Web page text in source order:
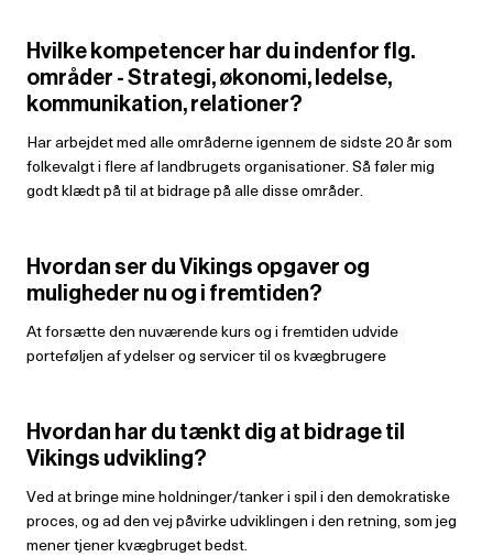
Hvilke kompetencer har du indenfor flg.
områder - Strategi, økonomi, ledelse,
kommunikation, relationer?
Har arbejdet med alle områderne igennem de sidste 20 år som
folkevalgt i flere af landbrugets organisationer. Så føler mig
godt klædt på til at bidrage på alle disse områder.
Hvordan ser du Vikings opgaver og
muligheder nu og i fremtiden?
At forsætte den nuværende kurs og i fremtiden udvide
porteføljen af ydelser og servicer til os kvægbrugere
Hvordan har du tænkt dig at bidrage til
Vikings udvikling?
Ved at bringe mine holdninger/tanker i spil i den demokratiske
proces, og ad den vej påvirke udviklingen i den retning, som jeg
mener tjener kvægbruget bedst.